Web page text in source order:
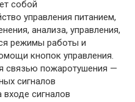
собой
управления питанием,
анализа, управления,
режимы работы и
кнопок управления.
связью пожаротушения —
сигналов
сигналов